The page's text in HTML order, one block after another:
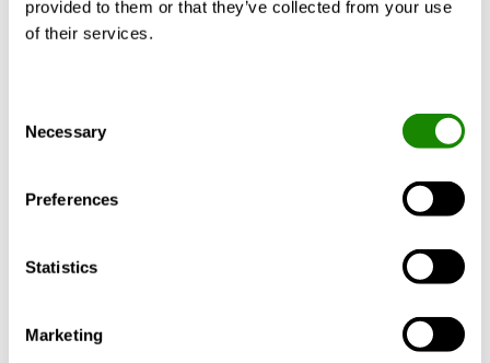
provided to them or that they’ve collected from your use
of their services.
Selection
Necessary
Preferences
Statistics
Marketing
gaines
Dans les systèmes CAV, cette
registre de mise en service incorporé.
Cela
Pour la plupart des applications,